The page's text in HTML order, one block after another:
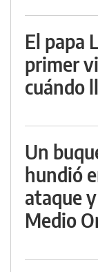
El papa
primer
cuándo
Un
hundió
ataque
Medio